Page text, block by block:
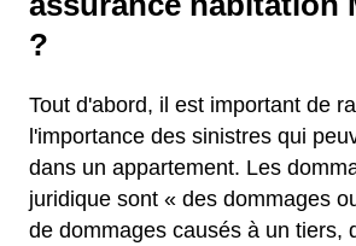
?
Tout d'abord, il est important de
l'importance des sinistres qui
dans un appartement. Les
juridique sont « des dommages
de dommages causés à un tiers,